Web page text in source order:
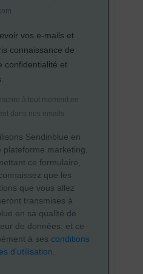
vos e-mails et
connaissance de
confidentialité et
à tout moment en
dans nos emails.
Sendinblue en
plateforme marketing.
ce formulaire,
que les
que vous allez
transmises à
en sa qualité de
de données; et ce
à ses conditions
d'utilisation.